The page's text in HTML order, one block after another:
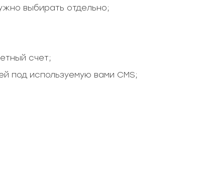
выбирать отдельно;
счет;
под используемую вами CMS;